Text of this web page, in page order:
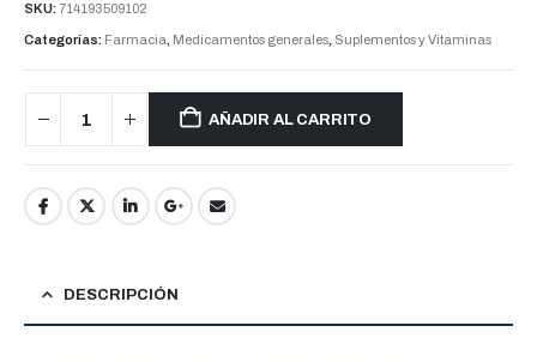
SKU:714193509102
Categorías: Farmacia, Medicamentos generales, Suplementos y Vitaminas
AÑADIR AL CARRITO
DESCRIPCIÓN